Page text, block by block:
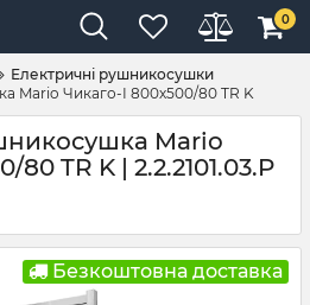
0
Електричні рушникосушки
Mario Чикаго-І 800х500/80 TR K
Mario
80 TR K | 2.2.2101.03.P
Безкоштовна доставка